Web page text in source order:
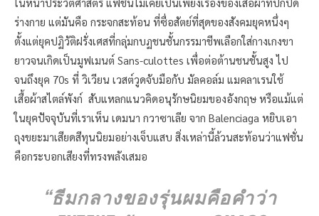
ร่างกาย แต่มันคือ กระจกสะท้อน ที่ซื่อสัตย์ที่สุดของสังคมยุคหนึ่งๆ
ตั้งแต่ยุคปฏิวัติฝรั่งเศสที่กลุ่มกบฏชนชั้นกรรมาชีพเลือกใส่กางเกงขา
ยาวจนเกิดเป็นมูฟเมนต์ Sans-culottes เพื่อต่อต้านชนชั้นสูง ไป
จนถึงยุค 70s ที่ วิเวียน เวสต์วูดจับมือกับ มัลคอล์ม แมคลาเรนใช้
เสื้อผ้าสไตล์พังก์ สับแหลกแนวคิดอนุรักษนิยมของอังกฤษ หรือแม้แต่
ในยุคปัจจุบันที่เราเห็น เดมนา กวาซาเลีย จาก Balenciaga หยิบเอา
ถุงขยะมาเสียดสีทุนนิยมอย่างเจ็บแสบ สิ่งเหล่านี้ล้วนสะท้อนว่าแฟชั่น
คือกระบอกเสียงที่ทรงพลังเสมอ
“ธีมกลางของรุ่นผมคือคำว่า